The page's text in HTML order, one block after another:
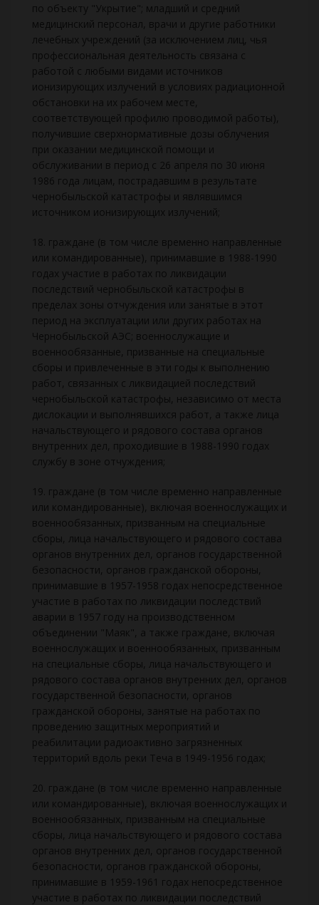
по объекту "Укрытие"; младший и средний
медицинский персонал, врачи и другие работники
лечебных учреждений (за исключением лиц, чья
профессиональная деятельность связана с
работой с любыми видами источников
ионизирующих излучений в условиях радиационной
обстановки на их рабочем месте,
соответствующей профилю проводимой работы),
получившие сверхнормативные дозы облучения
при оказании медицинской помощи и
обслуживании в период с 26 апреля по 30 июня
1986 года лицам, пострадавшим в результате
чернобыльской катастрофы и являвшимся
источником ионизирующих излучений;
18. граждане (в том числе временно направленные
или командированные), принимавшие в 1988-1990
годах участие в работах по ликвидации
последствий чернобыльской катастрофы в
пределах зоны отчуждения или занятые в этот
период на эксплуатации или других работах на
Чернобыльской АЭС; военнослужащие и
военнообязанные, призванные на специальные
сборы и привлеченные в эти годы к выполнению
работ, связанных с ликвидацией последствий
чернобыльской катастрофы, независимо от места
дислокации и выполнявшихся работ, а также лица
начальствующего и рядового состава органов
внутренних дел, проходившие в 1988-1990 годах
службу в зоне отчуждения;
19. граждане (в том числе временно направленные
или командированные), включая военнослужащих и
военнообязанных, призванным на специальные
сборы, лица начальствующего и рядового состава
органов внутренних дел, органов государственной
безопасности, органов гражданской обороны,
принимавшие в 1957-1958 годах непосредственное
участие в работах по ликвидации последствий
аварии в 1957 году на производственном
объединении "Маяк", а также граждане, включая
военнослужащих и военнообязанных, призванным
на специальные сборы, лица начальствующего и
рядового состава органов внутренних дел, органов
государственной безопасности, органов
гражданской обороны, занятые на работах по
проведению защитных мероприятий и
реабилитации радиоактивно загрязненных
территорий вдоль реки Теча в 1949-1956 годах;
20. граждане (в том числе временно направленные
или командированные), включая военнослужащих и
военнообязанных, призванным на специальные
сборы, лица начальствующего и рядового состава
органов внутренних дел, органов государственной
безопасности, органов гражданской обороны,
принимавшие в 1959-1961 годах непосредственное
участие в работах по ликвидации последствий